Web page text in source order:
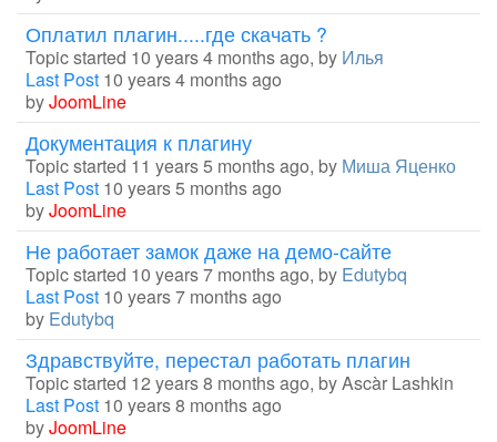
Оплатил плагин.....где скачать ?
Topic started 10 years 4 months ago, by Илья
Last Post 10 years 4 months ago
byJoomLine
Документация к плагину
Topic started 11 years 5 months ago, by Миша Яценко
Last Post 10 years 5 months ago
byJoomLine
Не работает замок даже на демо-сайте
Topic started 10 years 7 months ago, by Edutybq
Last Post 10 years 7 months ago
by Edutybq
Здравствуйте, перестал работать плагин
Topic started 12 years 8 months ago, byAscàr Lashkin
Last Post 10 years 8 months ago
byJoomLine